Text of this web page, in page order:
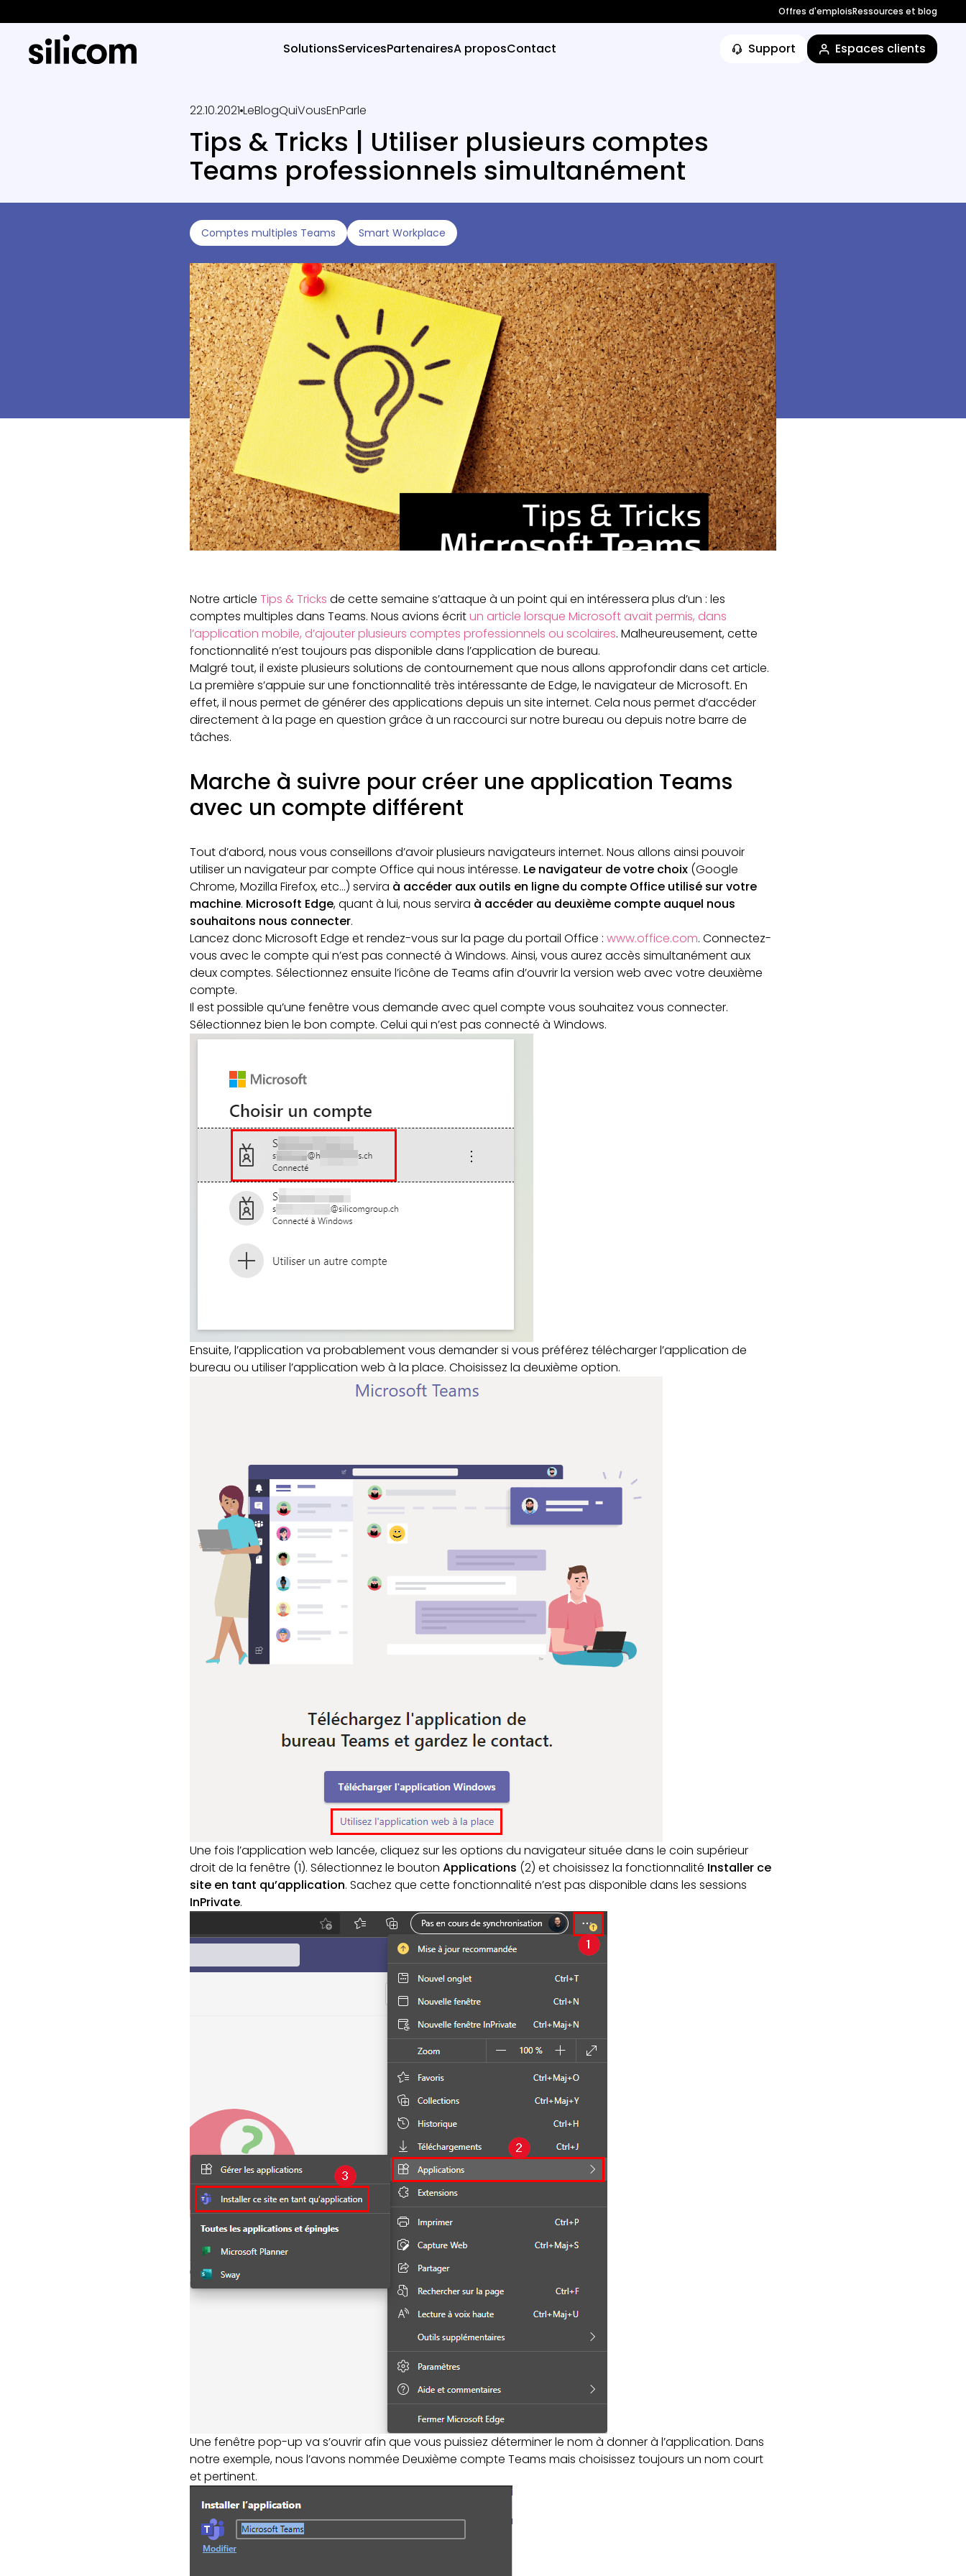
Offres d'emploisRessources et blog
SolutionsServicesPartenairesA proposContact Support Espaces clients
22.10.2021 LeBlogQuiVousEnParle
Tips & Tricks | Utiliser plusieurs comptes
Teams professionnels simultanément
Comptes multiples Teams Smart Workplace
Notre article Tips & Tricks de cette semaine s’attaque à un point qui en intéressera plus d’un : les
comptes multiples dans Teams. Nous avions écritun article lorsque Microsoft avait permis, dans
l’application mobile, d’ajouter plusieurs comptes professionnels ou scolaires. Malheureusement, cette
fonctionnalité n’est toujours pas disponible dans l’application de bureau.
Malgré tout, il existe plusieurs solutions de contournement que nous allons approfondir dans cet article.
La première s’appuie sur une fonctionnalité très intéressante de Edge, le navigateur de Microsoft. En
effet, il nous permet de générer des applications depuis un site internet. Cela nous permet d’accéder
directement à la page en question grâce à un raccourci sur notre bureau ou depuis notre barre de
tâches.
Marche à suivre pour créer une application Teams
avec un compte différent
Tout d’abord, nous vous conseillons d’avoir plusieurs navigateurs internet. Nous allons ainsi pouvoir
utiliser un navigateur par compte Office qui nous intéresse. Le navigateur de votre choix (Google
Chrome, Mozilla Firefox, etc…) servira à accéder aux outils en ligne du compte Office utilisé sur votre
machine. Microsoft Edge, quant à lui, nous servira à accéder au deuxième compte auquel nous
souhaitons nous connecter.
Lancez donc Microsoft Edge et rendez-vous sur la page du portail Office : www.office.com. Connectez-
vous avec le compte qui n’est pas connecté à Windows. Ainsi, vous aurez accès simultanément aux
deux comptes. Sélectionnez ensuite l’icône de Teams afin d’ouvrir la version web avec votre deuxième
compte.
Il est possible qu’une fenêtre vous demande avec quel compte vous souhaitez vous connecter.
Sélectionnez bien le bon compte. Celui qui n’est pas connecté à Windows.
Ensuite, l’application va probablement vous demander si vous préférez télécharger l’application de
bureau ou utiliser l’application web à la place. Choisissez la deuxième option.
Une fois l’application web lancée, cliquez sur les options du navigateur située dans le coin supérieur
droit de la fenêtre (1). Sélectionnez le bouton Applications (2) et choisissez la fonctionnalité Installer ce
site en tant qu’application. Sachez que cette fonctionnalité n’est pas disponible dans les sessions
InPrivate.
Une fenêtre pop-up va s’ouvrir afin que vous puissiez déterminer le nom à donner à l’application. Dans
notre exemple, nous l’avons nommée Deuxième compte Teams mais choisissez toujours un nom court
et pertinent.